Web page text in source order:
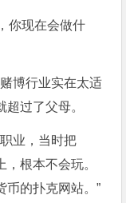
你现在会做什
博行业实在太适
过了父母。
业，当时把
根本不会玩。
币的扑克网站。”